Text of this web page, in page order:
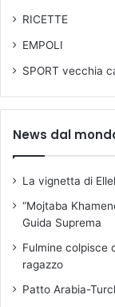
RICETTE
EMPOLI
SPORT vecchia
News dal
La vignetta di
“Mojtaba
Guida Suprema
Fulmine colpisce
ragazzo
Patto Arabia-